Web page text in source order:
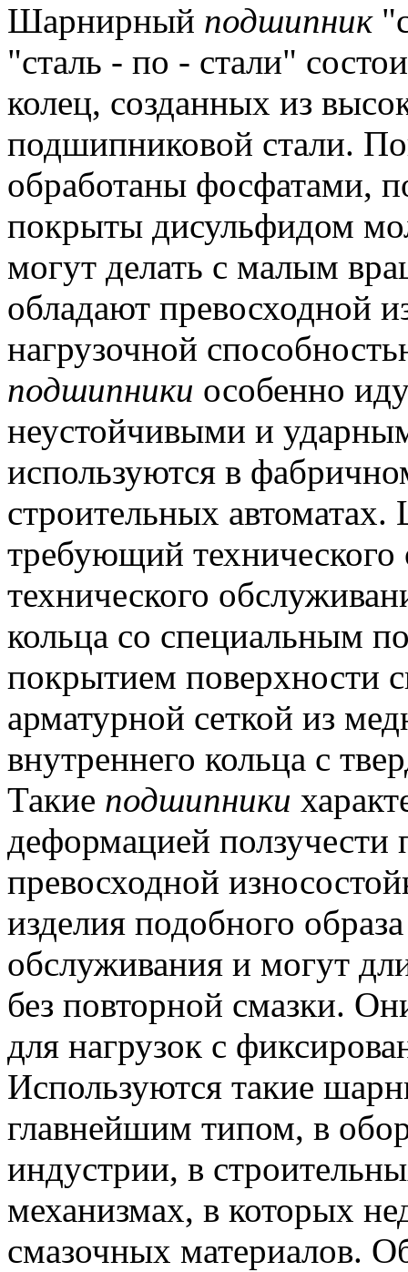
Шарнирный подшипник
"сталь - по - стали"
колец, созданных из
подшипниковой стали.
обработаны фосфатами,
покрыты дисульфидом
могут делать с малым
обладают превосходной
нагрузочной
подшипники особенно
неустойчивыми и
используются в
строительных автоматах.
требующий
технического
кольца со специальным
покрытием поверхности
арматурной сеткой из
внутреннего кольца с
Такие подшипники
деформацией
превосходной
изделия подобного
обслуживания и могут
без повторной смазки.
для нагрузок с
Используются такие
главнейшим типом, в
индустрии, в
механизмах, в которых
смазочных материалов.